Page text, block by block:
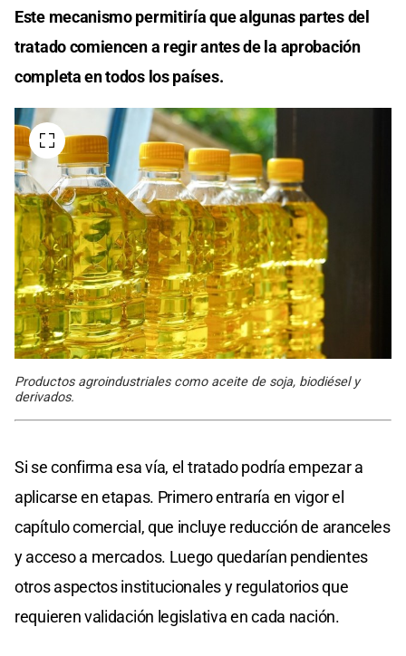
Este mecanismo permitiría que algunas partes del
tratado comiencen a regir antes de la aprobación
completa en todos los países.
Productos agroindustriales como aceite de soja, biodiésel y
derivados.
Si se confirma esa vía, el tratado podría empezar a
aplicarse en etapas. Primero entraría en vigor el
capítulo comercial, que incluye reducción de aranceles
y acceso a mercados. Luego quedarían pendientes
otros aspectos institucionales y regulatorios que
requieren validación legislativa en cada nación.